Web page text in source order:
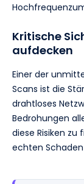
Kritische
aufdecken
Einer der
Scans ist die
drahtloses
Bedrohungen
diese Risiken zu
echten